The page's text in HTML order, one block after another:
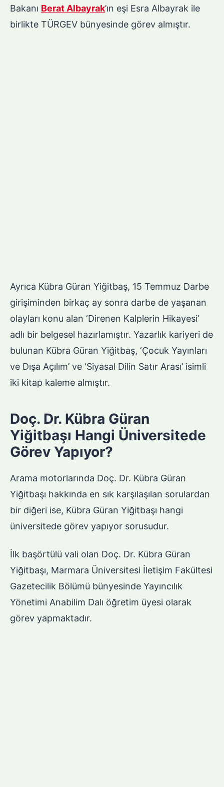
Bakanı Berat Albayrak’ın eşi Esra Albayrak ile
birlikte TÜRGEV bünyesinde görev almıştır.
Ayrıca Kübra Güran Yiğitbaş, 15 Temmuz Darbe
girişiminden birkaç ay sonra darbe de yaşanan
olayları konu alan ‘Direnen Kalplerin Hikayesi’
adlı bir belgesel hazırlamıştır. Yazarlık kariyeri de
bulunan Kübra Güran Yiğitbaş, ‘Çocuk Yayınları
ve Dışa Açılım’ ve ‘Siyasal Dilin Satır Arası’ isimli
iki kitap kaleme almıştır.
Doç. Dr. Kübra Güran
Yiğitbaşı Hangi Üniversitede
Görev Yapıyor?
Arama motorlarında Doç. Dr. Kübra Güran
Yiğitbaşı hakkında en sık karşılaşılan sorulardan
bir diğeri ise, Kübra Güran Yiğitbaşı hangi
üniversitede görev yapıyor sorusudur.
İlk başörtülü vali olan Doç. Dr. Kübra Güran
Yiğitbaşı, Marmara Üniversitesi İletişim Fakültesi
Gazetecilik Bölümü bünyesinde Yayıncılık
Yönetimi Anabilim Dalı öğretim üyesi olarak
görev yapmaktadır.